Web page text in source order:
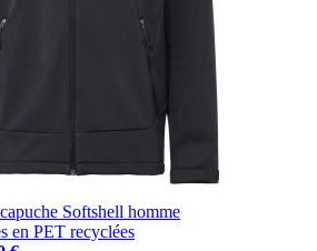
Softshell homme
en PET recyclées